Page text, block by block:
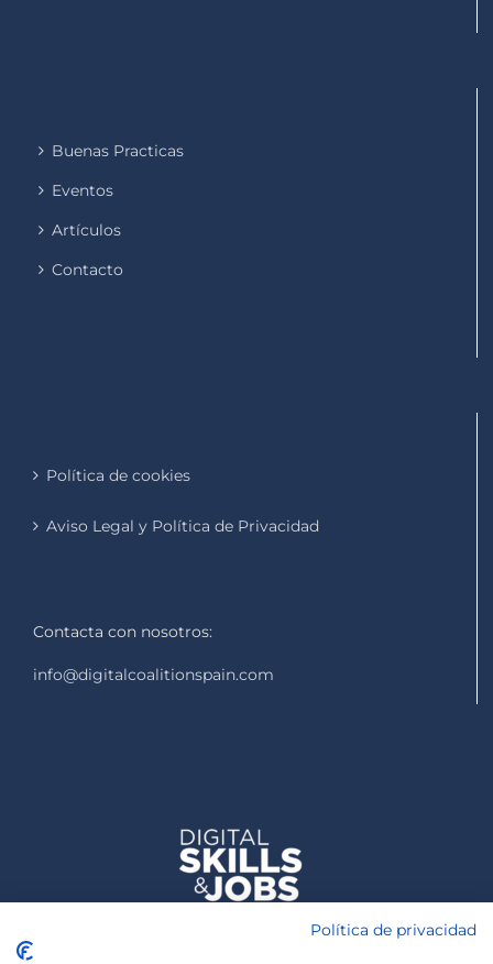
Buenas Practicas
Eventos
Artículos
Contacto
Política de cookies
Aviso Legal y Política de Privacidad
Contacta con nosotros:
info@digitalcoalitionspain.com
Política de privacidad